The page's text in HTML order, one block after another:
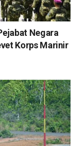
Negara
Korps Marinir